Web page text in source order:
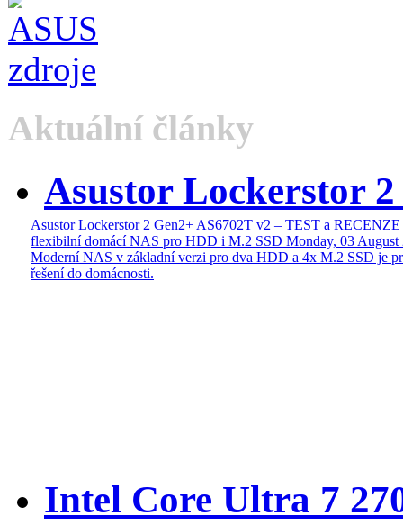
Aktuální články
Asustor Lockerstor
Asustor Lockerstor 2 Gen2+ AS6702T v2 – TEST a RECENZE
flexibilní domácí NAS pro HDD i M.2 SSD Monday, 03 August
Moderní NAS v základní verzi pro dva HDD a 4x M.2 SSD je
řešení do domácnosti.
Intel Core Ultra 7